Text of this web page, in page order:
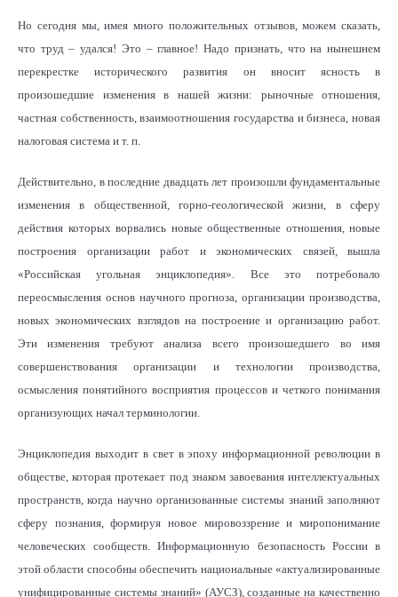
Но сегодня мы, имея много положительных отзывов, можем сказать,
что труд – удался! Это – главное! Надо признать, что на нынешнем
перекрестке исторического развития он вносит ясность в
произошедшие изменения в нашей жизни: рыночные отношения,
частная собственность, взаимоотношения государства и бизнеса, новая
налоговая система и т. п.
Действительно, в последние двадцать лет произошли фундаментальные
изменения в общественной, горно-геологической жизни, в сферу
действия которых ворвались новые общественные отношения, новые
построения организации работ и экономических связей, вышла
«Российская угольная энциклопедия». Все это потребовало
переосмысления основ научного прогноза, организации производства,
новых экономических взглядов на построение и организацию работ.
Эти изменения требуют анализа всего произошедшего во имя
совершенствования организации и технологии производства,
осмысления понятийного восприятия процессов и четкого понимания
организующих начал терминологии.
Энциклопедия выходит в свет в эпоху информационной революции в
обществе, которая протекает под знаком завоевания интеллектуальных
пространств, когда научно организованные системы знаний заполняют
сферу познания, формируя новое мировоззрение и миропонимание
человеческих сообществ. Информационную безопасность России в
этой области способны обеспечить национальные «актуализированные
унифицированные системы знаний» (АУСЗ), созданные на качественно